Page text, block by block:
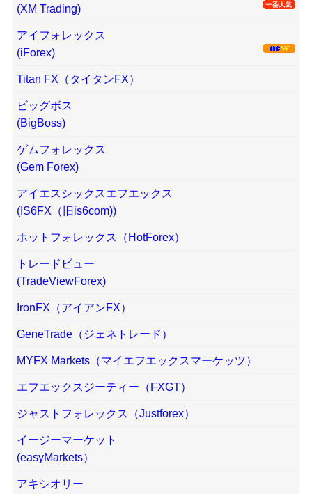
(XM Trading)
アイフォレックス
(iForex)
Titan FX（タイタンFX）
ビッグボス
(BigBoss)
ゲムフォレックス
(Gem Forex)
アイエスシックスエフエックス
(IS6FX（旧is6com))
ホットフォレックス（HotForex）
トレードビュー
(TradeViewForex)
IronFX（アイアンFX）
GeneTrade（ジェネトレード）
MYFX Markets（マイエフエックスマーケッツ）
エフエックスジーティー（FXGT）
ジャストフォレックス（Justforex）
イージーマーケット
(easyMarkets）
アキシオリー